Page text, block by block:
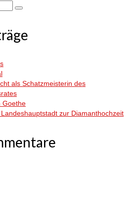
als Schatzmeisterin des
Goethe
zur Diamanthochzeit